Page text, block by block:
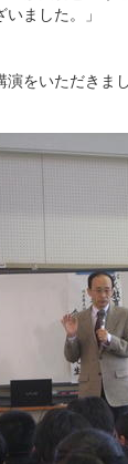
ました。」
をいただきま